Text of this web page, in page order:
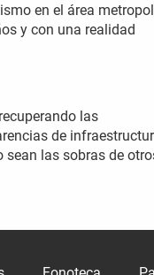
en el área
y con una realidad
las
de
sean las sobras de